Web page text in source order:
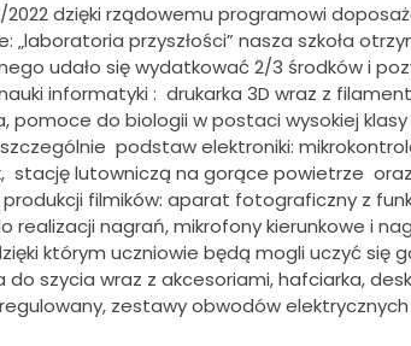
2022 dzięki rządowemu programowi
przyszłości” nasza szkoła
udało się wydatkować 2/3 środków i
informatyki : drukarka 3D wraz z
pomoce do biologii w postaci wysokiej
podstaw elektroniki:
stację lutowniczą na gorące powietrze
filmików: aparat fotograficzny z
realizacji nagrań, mikrofony kierunkowe i
którym uczniowie będą mogli uczyć się
szycia wraz z akcesoriami, hafciarka,
zestawy obwodów